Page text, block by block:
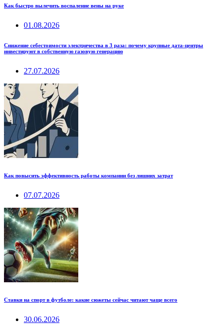
Как быстро вылечить воспаление вены на руке
01.08.2026
Снижение себестоимости электричества в 3 раза: почему крупные дата-центры
инвестируют в собственную газовую генерацию
27.07.2026
Как повысить эффективность работы компании без лишних затрат
07.07.2026
Ставки на спорт в футболе: какие сюжеты сейчас читают чаще всего
30.06.2026